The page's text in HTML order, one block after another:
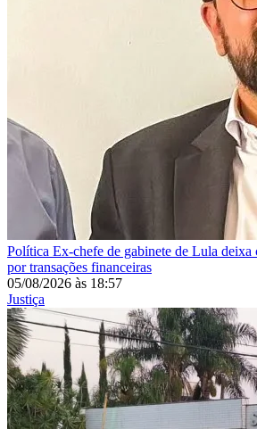
Política Ex-chefe de gabinete de Lula deixa
por transações financeiras
05/08/2026 às 18:57
Justiça